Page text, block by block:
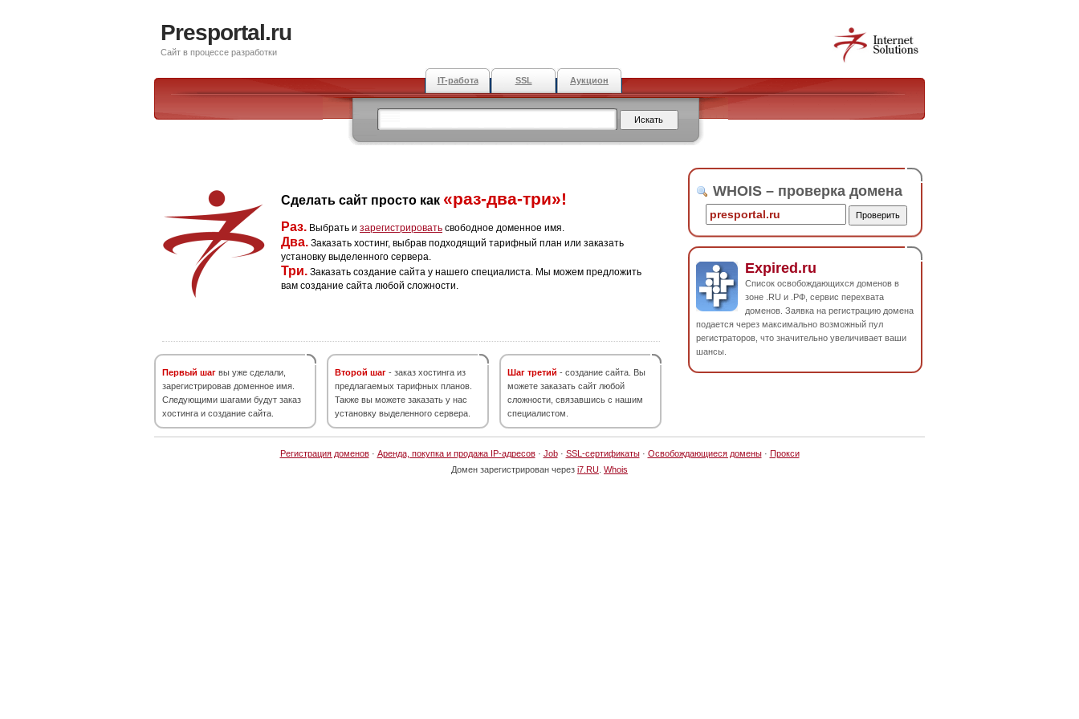
Presportal.ru
Сайт в процессе разработки
IT-работа SSL Аукцион
Сделать сайт просто как «раз-два-три»!
Раз. Выбрать и зарегистрировать свободное доменное имя.
Два. Заказать хостинг, выбрав подходящий тарифный план или заказать
установку выделенного сервера.
Три. Заказать создание сайта у нашего специалиста. Мы можем предложить
вам создание сайта любой сложности.
Первый шаг вы уже сделали,
зарегистрировав доменное имя.
Следующими шагами будут заказ
хостинга и создание сайта.
Второй шаг - заказ хостинга из
предлагаемых тарифных планов.
Также вы можете заказать у нас
установку выделенного сервера.
Шаг третий - создание сайта. Вы
можете заказать сайт любой
сложности, связавшись с нашим
специалистом.
WHOIS – проверка домена
Expired.ru
Список освобождающихся доменов в
зоне .RU и .РФ, сервис перехвата
доменов. Заявка на регистрацию домена
подается через максимально возможный пул
регистраторов, что значительно увеличивает ваши
шансы.
Регистрация доменов· Аренда, покупка и продажа IP-адресов· Job· SSL-сертификаты· Освобождающиеся домены· Прокси
Домен зарегистрирован через i7.RU Whois